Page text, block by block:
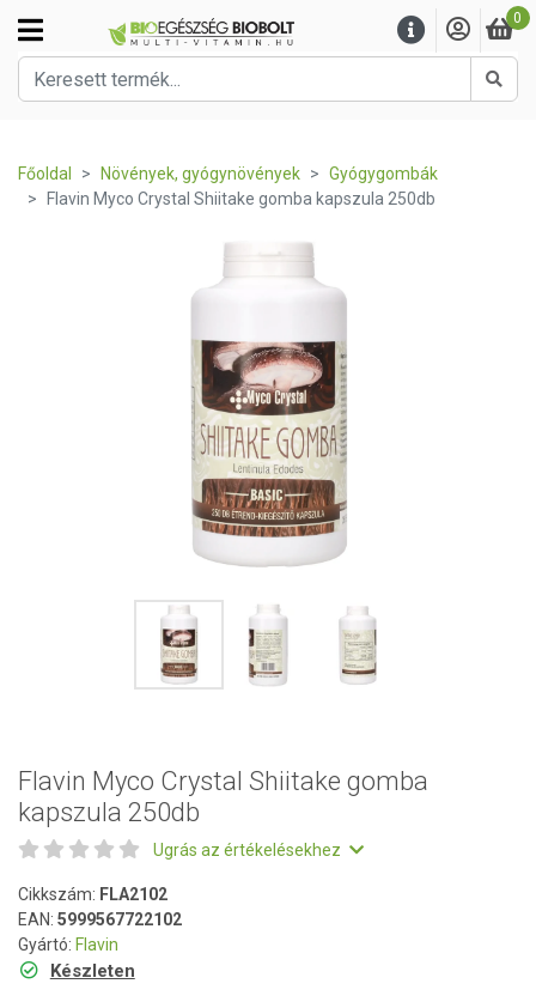
0
Főoldal Növények, gyógynövények
Gyógygombák
Flavin Myco Crystal Shiitake gomba kapszula 250db
Flavin Myco Crystal Shiitake gomba
kapszula 250db
Ugrás az értékelésekhez
Cikkszám: FLA2102
EAN: 5999567722102
Gyártó: Flavin
Készleten